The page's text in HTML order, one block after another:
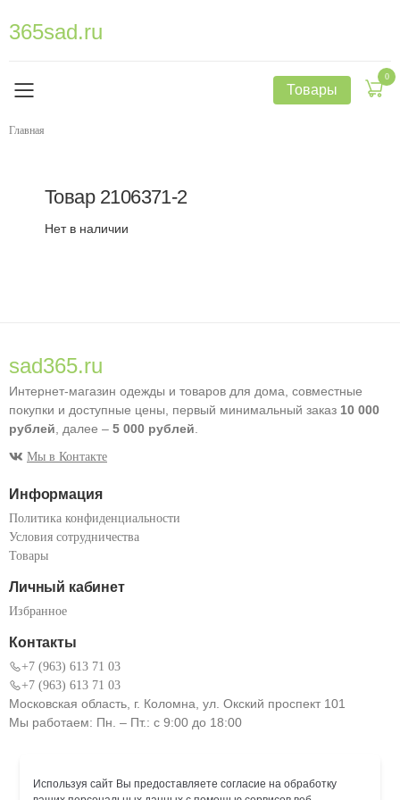
365sad.ru
Товары
0
Главная
Товар 2106371-2
Нет в наличии
sad365.ru
Интернет-магазин одежды и товаров для дома, совместные
покупки и доступные цены, первый минимальный заказ 10 000
рублей , далее – 5 000 рублей
Мы в Контакте
Информация
Политика конфиденциальности
Условия сотрудничества
Товары
Личный кабинет
Избранное
Контакты
+7 (963) 613 71 03
+7 (963) 613 71 03
Московская область, г. Коломна, ул. Окский проспект 101
Мы работаем: Пн. – Пт.: с 9:00 до 18:00
Используя сайт Вы предоставляете согласие на обработку